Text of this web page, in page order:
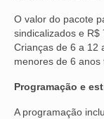
SÃO
O valor do pacote
sindicalizados e R$
Crianças de 6 a 12
menores de 6 anos
Programação e
A programação